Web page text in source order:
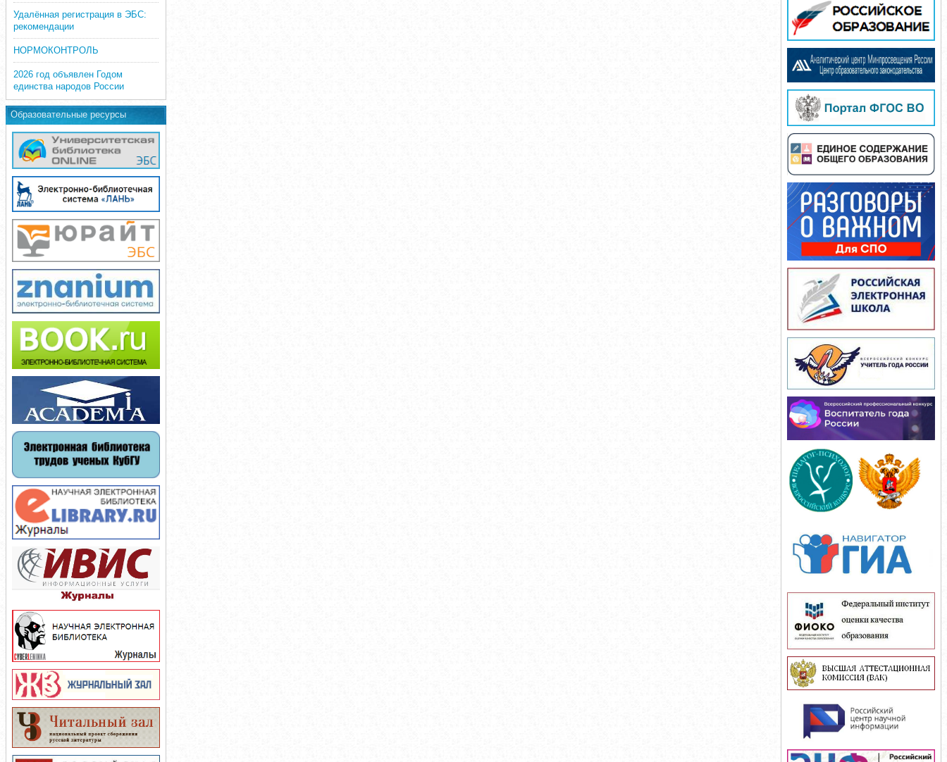
Удалённая регистрация в ЭБС:
рекомендации
НОРМОКОНТРОЛЬ
2026 год объявлен Годом
единства народов России
Образовательные ресурсы